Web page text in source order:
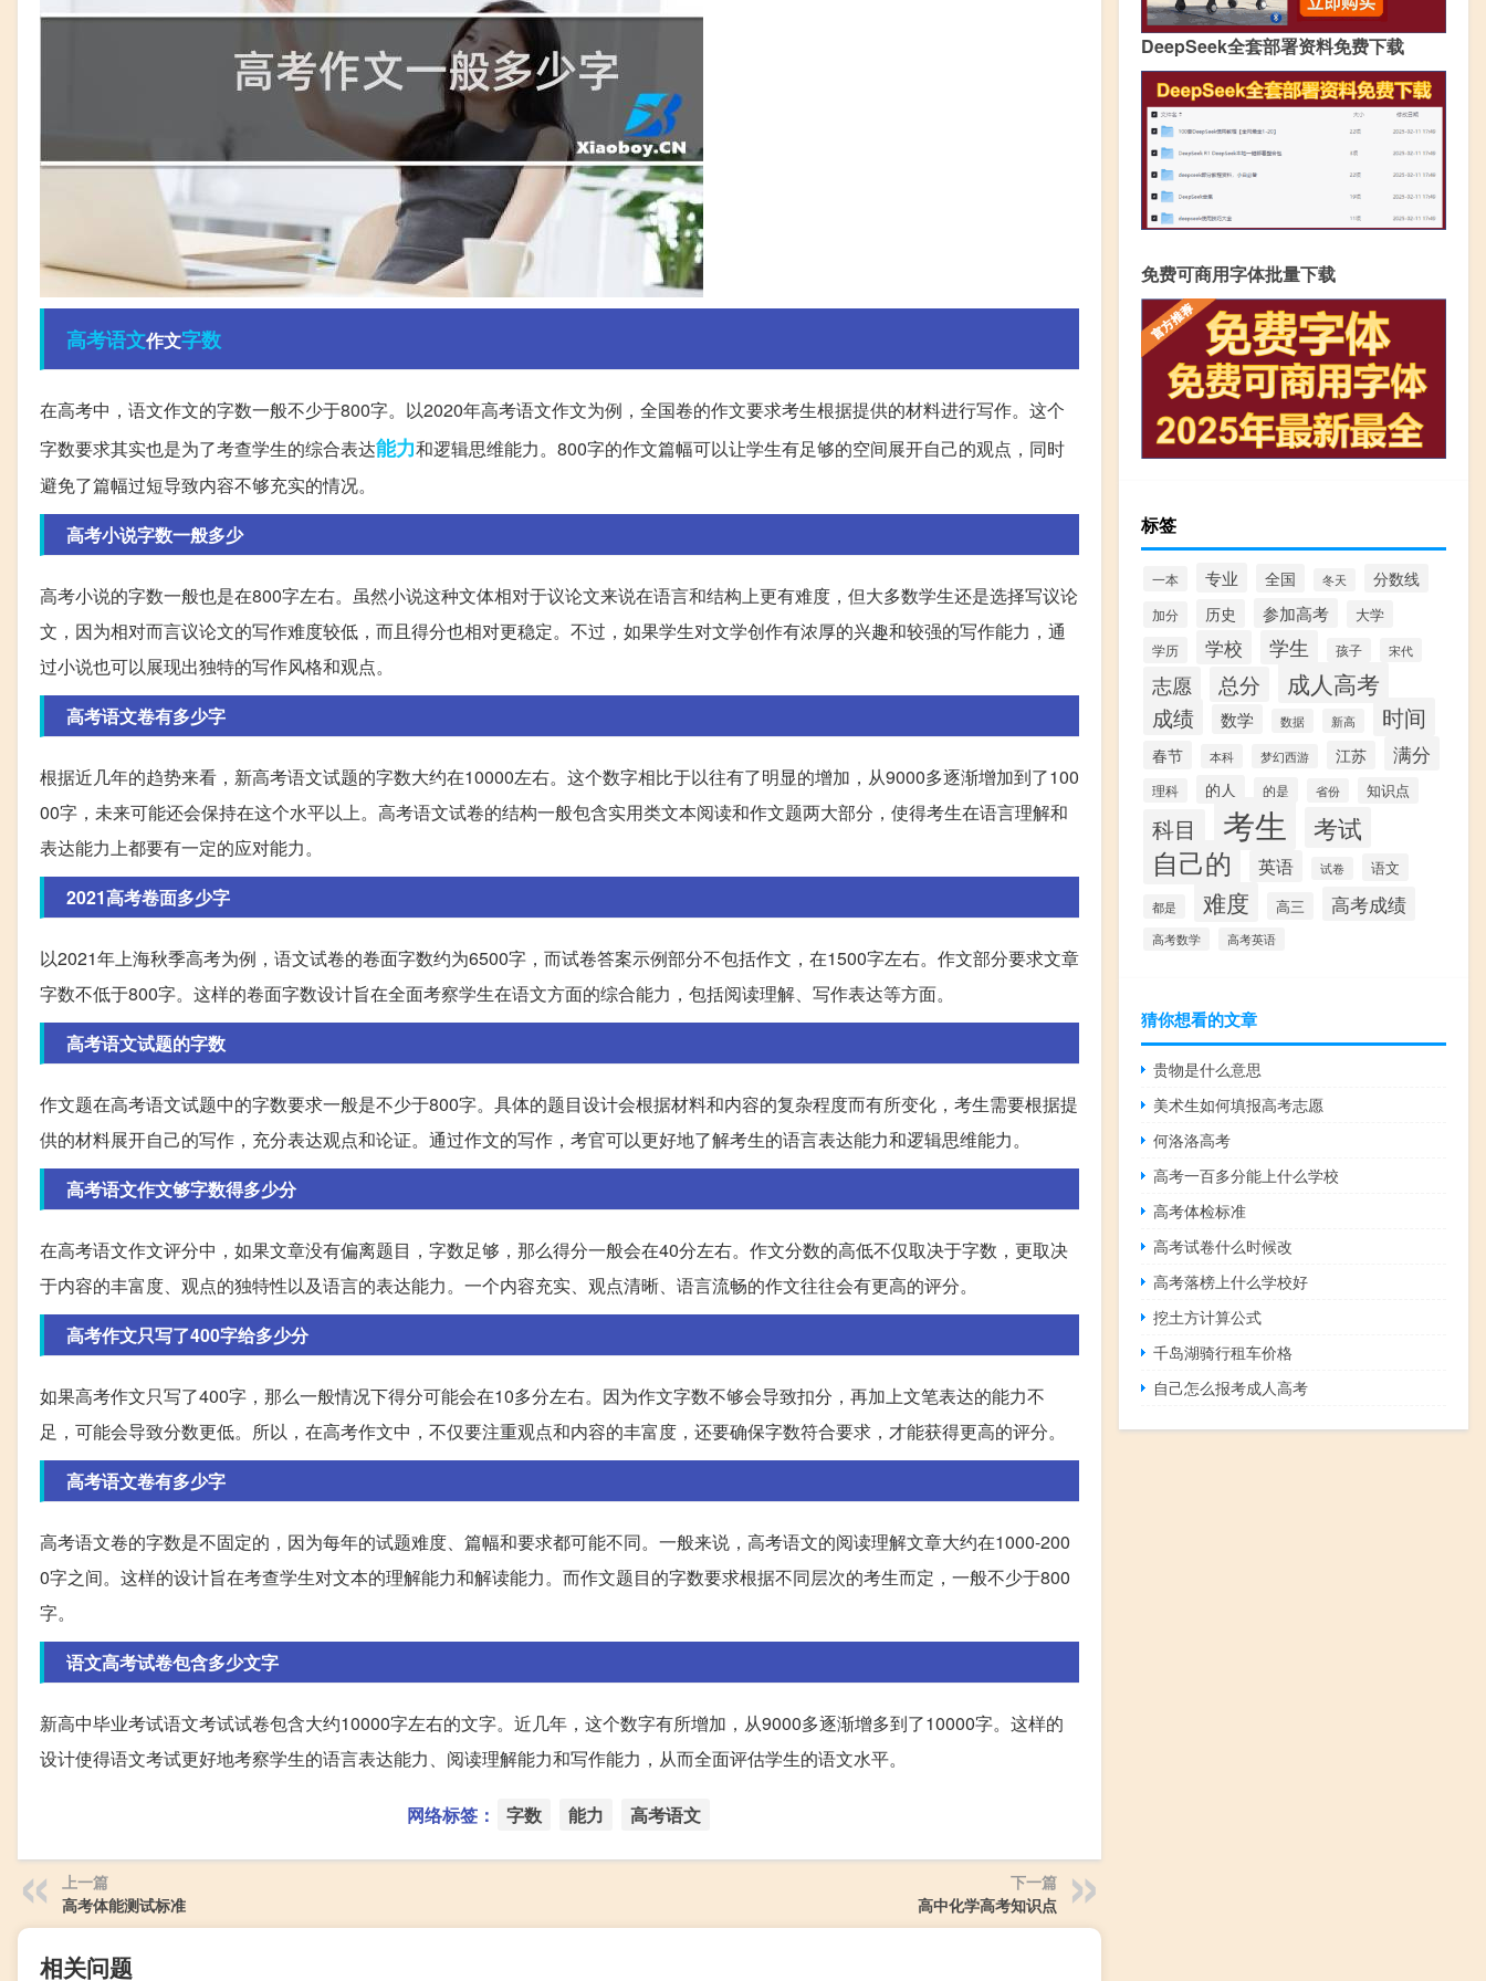
高考语文作文字数
在高考中，语文作文的字数一般不少于800字。以2020年高考语文作文为例，全国卷的作文要求考生根据提供的材料进行写作。这个
字数要求其实也是为了考查学生的综合表达能力和逻辑思维能力。800字的作文篇幅可以让学生有足够的空间展开自己的观点，同时
避免了篇幅过短导致内容不够充实的情况。
高考小说字数一般多少
高考小说的字数一般也是在800字左右。虽然小说这种文体相对于议论文来说在语言和结构上更有难度，但大多数学生还是选择写议论
文，因为相对而言议论文的写作难度较低，而且得分也相对更稳定。不过，如果学生对文学创作有浓厚的兴趣和较强的写作能力，通
过小说也可以展现出独特的写作风格和观点。
高考语文卷有多少字
根据近几年的趋势来看，新高考语文试题的字数大约在10000左右。这个数字相比于以往有了明显的增加，从9000多逐渐增加到了100
00字，未来可能还会保持在这个水平以上。高考语文试卷的结构一般包含实用类文本阅读和作文题两大部分，使得考生在语言理解和
表达能力上都要有一定的应对能力。
2021高考卷面多少字
以2021年上海秋季高考为例，语文试卷的卷面字数约为6500字，而试卷答案示例部分不包括作文，在1500字左右。作文部分要求文章
字数不低于800字。这样的卷面字数设计旨在全面考察学生在语文方面的综合能力，包括阅读理解、写作表达等方面。
高考语文试题的字数
作文题在高考语文试题中的字数要求一般是不少于800字。具体的题目设计会根据材料和内容的复杂程度而有所变化，考生需要根据提
供的材料展开自己的写作，充分表达观点和论证。通过作文的写作，考官可以更好地了解考生的语言表达能力和逻辑思维能力。
高考语文作文够字数得多少分
在高考语文作文评分中，如果文章没有偏离题目，字数足够，那么得分一般会在40分左右。作文分数的高低不仅取决于字数，更取决
于内容的丰富度、观点的独特性以及语言的表达能力。一个内容充实、观点清晰、语言流畅的作文往往会有更高的评分。
高考作文只写了400字给多少分
如果高考作文只写了400字，那么一般情况下得分可能会在10多分左右。因为作文字数不够会导致扣分，再加上文笔表达的能力不
足，可能会导致分数更低。所以，在高考作文中，不仅要注重观点和内容的丰富度，还要确保字数符合要求，才能获得更高的评分。
高考语文卷有多少字
高考语文卷的字数是不固定的，因为每年的试题难度、篇幅和要求都可能不同。一般来说，高考语文的阅读理解文章大约在1000-200
0字之间。这样的设计旨在考查学生对文本的理解能力和解读能力。而作文题目的字数要求根据不同层次的考生而定，一般不少于800
字。
语文高考试卷包含多少文字
新高中毕业考试语文考试试卷包含大约10000字左右的文字。近几年，这个数字有所增加，从9000多逐渐增多到了10000字。这样的
设计使得语文考试更好地考察学生的语言表达能力、阅读理解能力和写作能力，从而全面评估学生的语文水平。
网络标签： 字数 能力 高考语文
上一篇
高考体能测试标准
下一篇
高中化学高考知识点
相关问题
DeepSeek全套部署资料免费下载
免费可商用字体批量下载
标签
一本 专业 全国 冬天 分数线
加分 历史 参加高考 大学
学历 学校 学生 孩子 宋代
志愿 总分 成人高考
成绩 数学 数据 新高 时间
春节 本科 梦幻西游 江苏 满分
理科 的人 的是 省份 知识点
科目 考生 考试
自己的 英语 试卷 语文
都是 难度 高三 高考成绩
高考数学 高考英语
猜你想看的文章
贵物是什么意思
美术生如何填报高考志愿
何洛洛高考
高考一百多分能上什么学校
高考体检标准
高考试卷什么时候改
高考落榜上什么学校好
挖土方计算公式
千岛湖骑行租车价格
自己怎么报考成人高考